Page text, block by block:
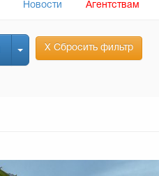
Новости Агентствам
Х Сбросить фильтр